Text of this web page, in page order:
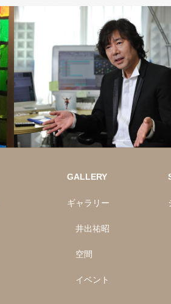
GALLERY
ギャラリー
井出祐昭
空間
イベント